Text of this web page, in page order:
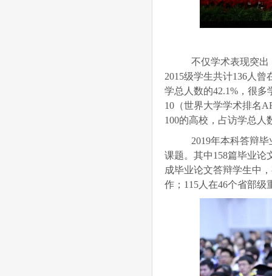
不仅学术表现突出
2015级学生共计136人
学总人数的42.1%，很
10（世界大学学术排名
100的高校，占访学总人
2019年本科答辩毕
课题。其中158篇毕业论
成毕业论文答辩学生中
作；115人在46个省部